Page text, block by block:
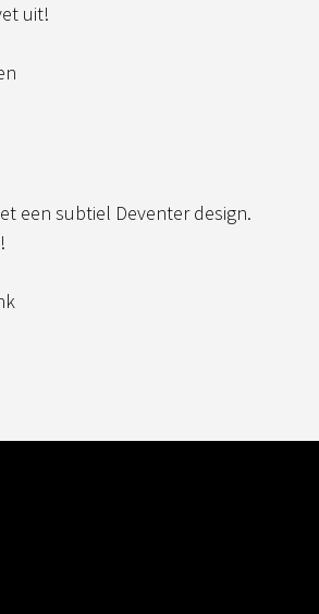
uit!
een subtiel Deventer design.